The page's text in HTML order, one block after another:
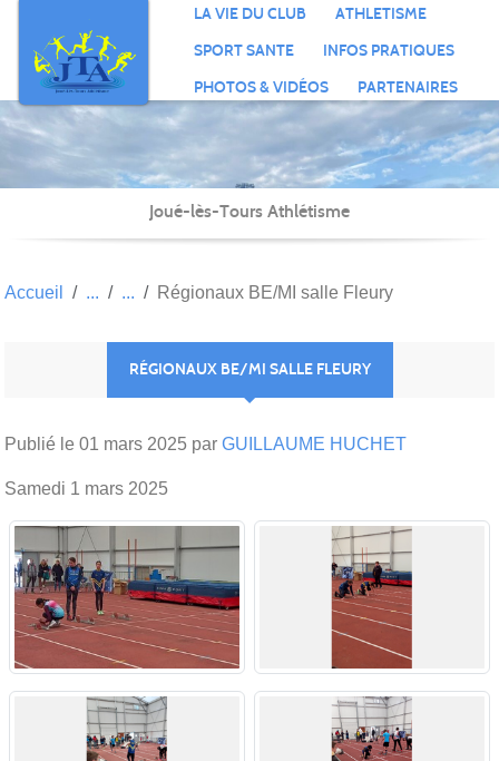
LA VIE DU CLUB
ATHLETISME
SPORT SANTE
INFOS PRATIQUES
PHOTOS & VIDÉOS
PARTENAIRES
Joué-lès-Tours Athlétisme
Accueil Régionaux BE/MI salle Fleury
RÉGIONAUX BE/MI SALLE FLEURY
Publié le 01 mars 2025 par GUILLAUME HUCHET
Samedi 1 mars 2025
Panneau de gestion des cookies